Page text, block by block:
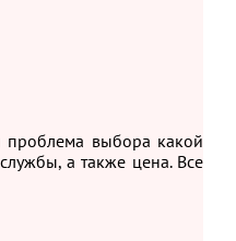
проблема выбора какой
а также цена. Все